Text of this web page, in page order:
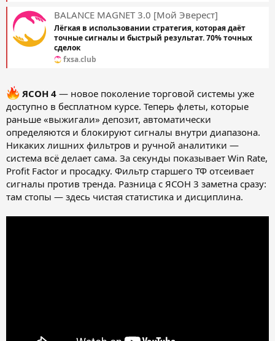
BALANCE MAGNET 3.0 [Мой Эверест]
Лёгкая в использовании стратегия, которая даёт
точные сигналы и быстрый результат. 70% точных
сделок
fxsa.club
ЯСОН 4 — новое поколение торговой системы уже
доступно в бесплатном курсе. Теперь флеты, которые
раньше «выжигали» депозит, автоматически
определяются и блокируют сигналы внутри диапазона.
Никаких лишних фильтров и ручной аналитики —
система всё делает сама. За секунды показывает Win Rate,
Profit Factor и просадку. Фильтр старшего ТФ отсеивает
сигналы против тренда. Разница с ЯСОН 3 заметна сразу:
там стопы — здесь чистая статистика и дисциплина.